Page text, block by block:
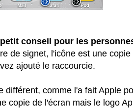
conseil pour les
de signet, l'icône est une
ajouté le raccourcie.
différent, comme l'a fait Apple
copie de l'écran mais le logo